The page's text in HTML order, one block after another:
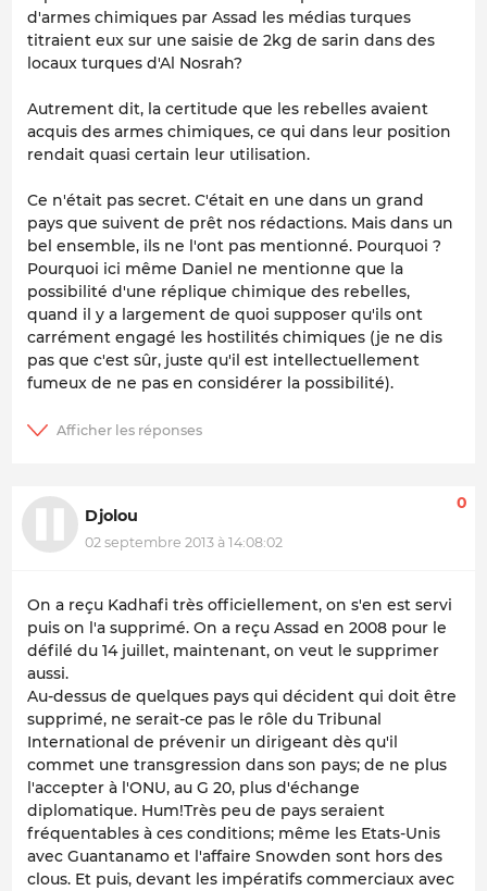
d'armes chimiques par Assad les médias turques
titraient eux sur une saisie de 2kg de sarin dans des
locaux turques d'Al Nosrah?
Autrement dit, la certitude que les rebelles avaient
acquis des armes chimiques, ce qui dans leur position
rendait quasi certain leur utilisation.
Ce n'était pas secret. C'était en une dans un grand
pays que suivent de prêt nos rédactions. Mais dans un
bel ensemble, ils ne l'ont pas mentionné. Pourquoi ?
Pourquoi ici même Daniel ne mentionne que la
possibilité d'une réplique chimique des rebelles,
quand il y a largement de quoi supposer qu'ils ont
carrément engagé les hostilités chimiques (je ne dis
pas que c'est sûr, juste qu'il est intellectuellement
fumeux de ne pas en considérer la possibilité).
Djolou
02 septembre 2013 à 14:08:02
0
On a reçu Kadhafi très officiellement, on s'en est servi
puis on l'a supprimé. On a reçu Assad en 2008 pour le
défilé du 14 juillet, maintenant, on veut le supprimer
aussi.
Au-dessus de quelques pays qui décident qui doit être
supprimé, ne serait-ce pas le rôle du Tribunal
International de prévenir un dirigeant dès qu'il
commet une transgression dans son pays; de ne plus
l'accepter à l'ONU, au G 20, plus d'échange
diplomatique. Hum!Très peu de pays seraient
fréquentables à ces conditions; même les Etats-Unis
avec Guantanamo et l'affaire Snowden sont hors des
clous. Et puis, devant les impératifs commerciaux avec